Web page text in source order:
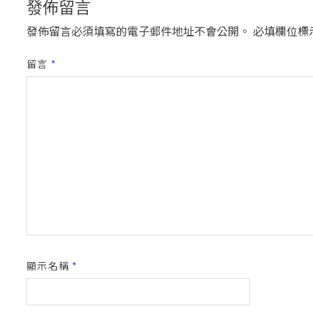
發佈留言
發佈留言必須填寫的電子郵件地址不會公開。 必填欄位
留言 *
顯示名稱 *